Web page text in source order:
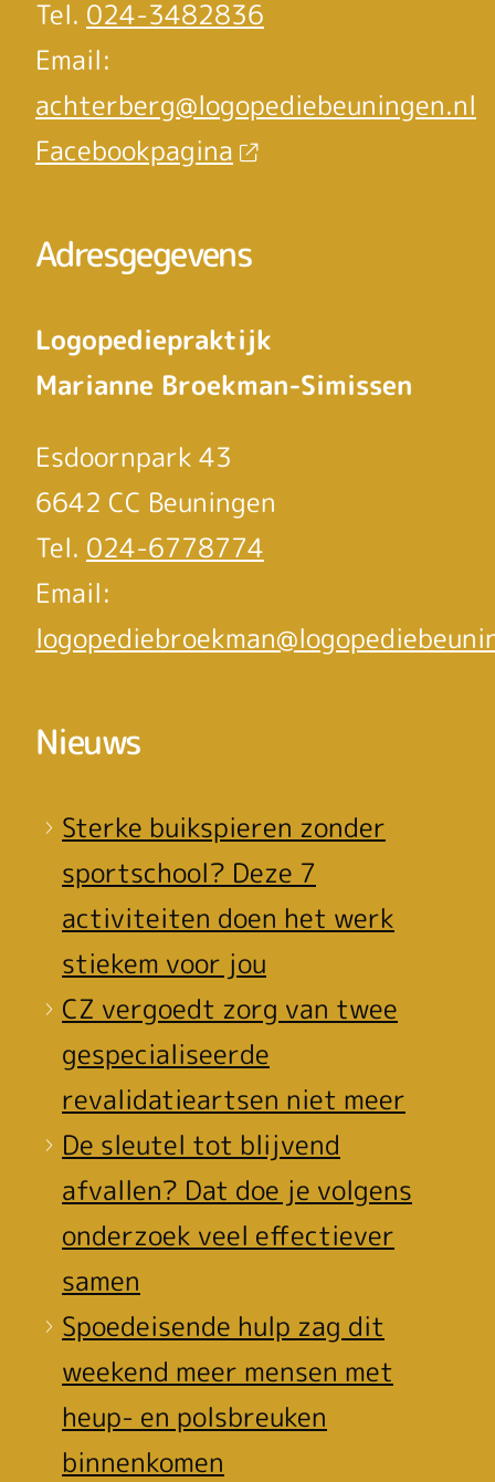
Tel. 024-3482836
Email:
achterberg@logopediebeuningen.nl
Facebookpagina
Adresgegevens
Logopediepraktijk
Marianne Broekman-Simissen
Esdoornpark 43
6642 CC Beuningen
Tel. 024-6778774
Email:
Nieuws
Sterke buikspieren zonder
sportschool? Deze 7
activiteiten doen het werk
stiekem voor jou
CZ vergoedt zorg van twee
gespecialiseerde
revalidatieartsen niet meer
De sleutel tot blijvend
afvallen? Dat doe je volgens
onderzoek veel effectiever
samen
Spoedeisende hulp zag dit
weekend meer mensen met
heup- en polsbreuken
binnenkomen